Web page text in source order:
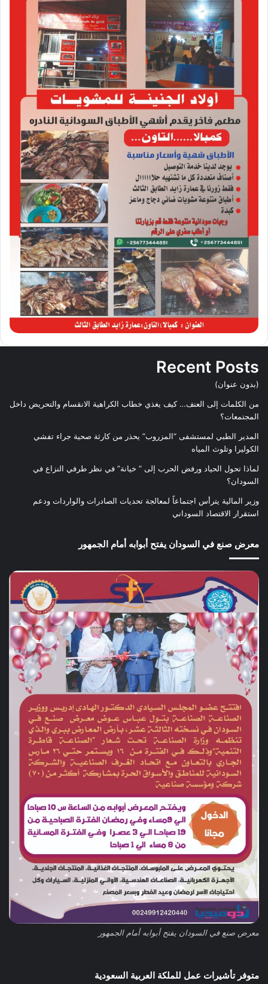
Recent Posts
(بدون عنوان)
من الكلمات إلى العنف… كيف يغذي خطاب الكراهية الانقسام والتحريض داخل
المجتمعات؟
المدير الطبي لمستشفى “المزروب” يحذر من كارثة صحية جراء تفشي
الكوليرا وتلوث المياه
لماذا تحول الحياد ورفض الحرب إلى ” خيانة” في نظر طرفي النزاع في
السودان؟
وزير المالية يترأس اجتماعاً لمعالجة تحديات الصادرات والواردات ودعم
استقرار الاقتصاد السوداني
معرض صنع في السودان يفتح أبوابه أمام الجمهور
معرض صنع في السودان يفتح أبوابه أمام الجمهور
متوفر تأشيرات عمل للملكة العربية السعودية